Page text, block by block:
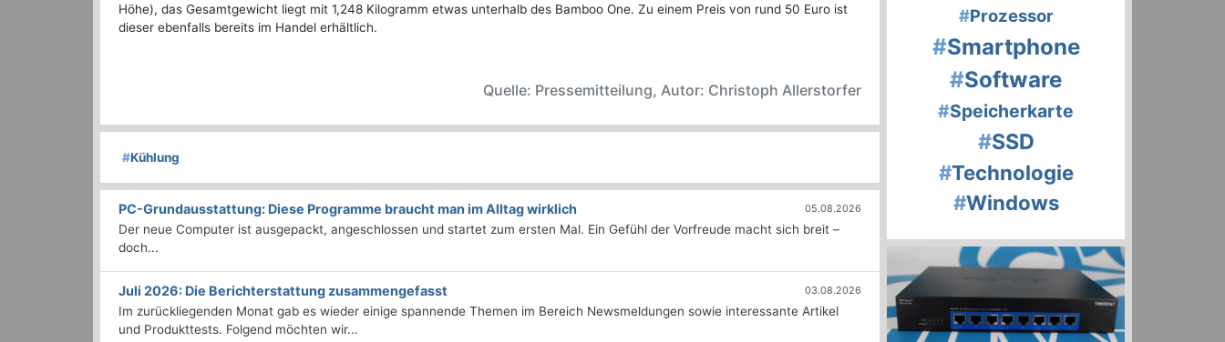
Höhe), das Gesamtgewicht liegt mit 1,248 Kilogramm etwas unterhalb des Bamboo One. Zu einem Preis von rund 50 Euro ist
dieser ebenfalls bereits im Handel erhältlich.
Quelle: Pressemitteilung, Autor: Christoph Allerstorfer
#Kühlung
PC-Grundausstattung: Diese Programme braucht man im Alltag wirklich 05.08.2026
Der neue Computer ist ausgepackt, angeschlossen und startet zum ersten Mal. Ein Gefühl der Vorfreude macht sich breit –
doch...
Juli 2026: Die Bericht­erstattung zusammengefasst 03.08.2026
Im zurückliegenden Monat gab es wieder einige spannende Themen im Bereich Newsmeldungen sowie interessante Artikel
und Produkttests. Folgend möchten wir...
#Prozessor
#Smartphone
#Software
#Speicherkarte
#SSD
#Technologie
#Windows